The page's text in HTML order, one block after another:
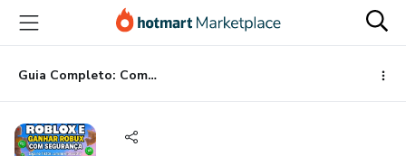
para
conteúdo
principal
para
pagamento
para
rodapé
Guia Completo: Como Jogar Roblox e Ganhar Robux com Segurança